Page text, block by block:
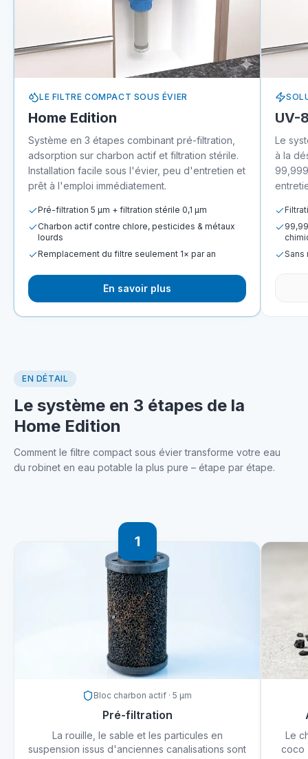
LE FILTRE COMPACT SOUS ÉVIER
Home Edition
Système en 3 étapes combinant pré-filtration,
adsorption sur charbon actif et filtration stérile.
Installation facile sous l'évier, peu d'entretien et
prêt à l'emploi immédiatement.
Pré-filtration 5 µm + filtration stérile 0,1 µm
Charbon actif contre chlore, pesticides & métaux
lourds
Remplacement du filtre seulement 1× par an
En savoir plus
UV-
Le
à la
Sans
EN DÉTAIL
Le système en 3 étapes de la
Home Edition
Comment le filtre compact sous évier transforme votre eau
du robinet en eau potable la plus pure – étape par étape.
1
Bloc charbon actif · 5 µm
Pré-filtration
La rouille, le sable et les particules en
suspension issus d'anciennes canalisations sont
Le
coco